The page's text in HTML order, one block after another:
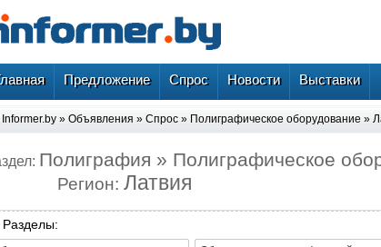
Предложение Спрос Новости Выставки
Informer.by » Объявления » Спрос » Полиграфическое оборудование »
Полиграфия » Полиграфическое
Регион: Латвия
Разделы: